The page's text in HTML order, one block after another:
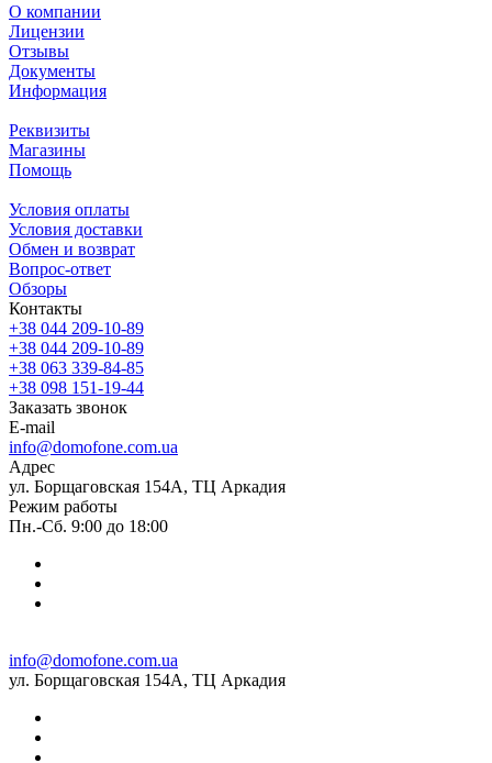
О компании
Лицензии
Отзывы
Документы
Информация
Реквизиты
Магазины
Помощь
Условия оплаты
Условия доставки
Обмен и возврат
Вопрос-ответ
Обзоры
Контакты
+38 044 209-10-89
+38 044 209-10-89
+38 063 339-84-85
+38 098 151-19-44
Заказать звонок
E-mail
info@domofone.com.ua
Адрес
ул. Борщаговская 154А, ТЦ Аркадия
Режим работы
Пн.-Сб. 9:00 до 18:00
info@domofone.com.ua
ул. Борщаговская 154А, ТЦ Аркадия